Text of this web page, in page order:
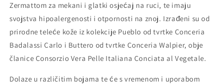
Zermattom za mekani i glatki osjećaj na ruci, te imaju
svojstva hipoalergenosti i otpornosti na znoj. Izrađeni su od
prirodne teleće kože iz kolekcije Pueblo od tvrtke Conceria
Badalassi Carlo i Buttero od tvrtke Conceria Walpier, obje
članice Consorzio Vera Pelle Italiana Conciata al Vegetale.
Dolaze u različitim bojama te će s vremenom i uporabom